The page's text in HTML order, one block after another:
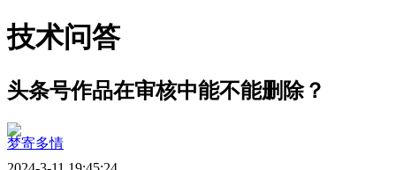
技术问答
头条号作品在审核中能不能删除？
梦寄多情